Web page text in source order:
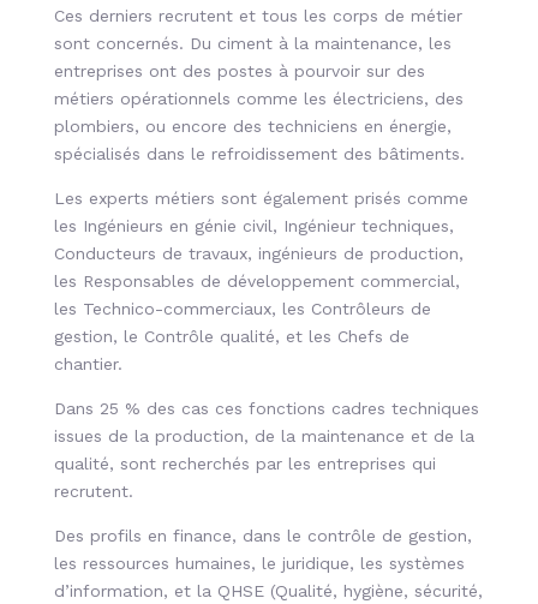
Ces derniers recrutent et tous les corps de métier
sont concernés. Du ciment à la maintenance, les
entreprises ont des postes à pourvoir sur des
métiers opérationnels comme les électriciens, des
plombiers, ou encore des techniciens en énergie,
spécialisés dans le refroidissement des bâtiments.
Les experts métiers sont également prisés comme
les Ingénieurs en génie civil, Ingénieur techniques,
Conducteurs de travaux, ingénieurs de production,
les Responsables de développement commercial,
les Technico-commerciaux, les Contrôleurs de
gestion, le Contrôle qualité, et les Chefs de
chantier.
Dans 25 % des cas ces fonctions cadres techniques
issues de la production, de la maintenance et de la
qualité, sont recherchés par les entreprises qui
recrutent.
Des profils en finance, dans le contrôle de gestion,
les ressources humaines, le juridique, les systèmes
d’information, et la QHSE (Qualité, hygiène, sécurité,